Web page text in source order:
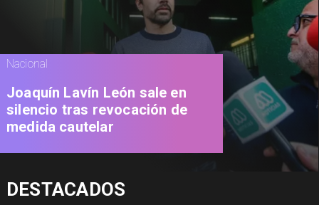
Nacional
Joaquín Lavín León sale en
silencio tras revocación de
medida cautelar
DESTACADOS